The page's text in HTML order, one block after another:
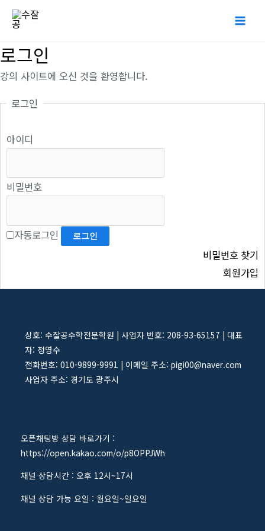
로
건
기
로그인
강의 사이트에 오신 것을 환영합니다.
로그인
아이디
비밀번호
자동로그인
비밀번호 찾기
회원가입
상호: 수잘공수학전문학원 | 사업자 번호: 208-93-65157 | 대표
자: 정영수
전화번호: 010-9899-9991 | 이메일 주소: pigi00@naver.com
사업자 주소: 경기도 광주시
오픈채팅방 상담 바로가기 :
https://open.kakao.com/o/p8OPPJWh
채널 상담시간 : 오후 12시~17시
채널 상담 가능 요일 : 월요일~일요일